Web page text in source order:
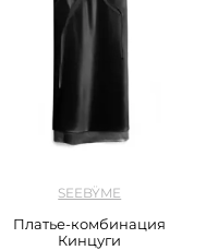
SEEBŸME
Платье-комбинация
Кинцуги